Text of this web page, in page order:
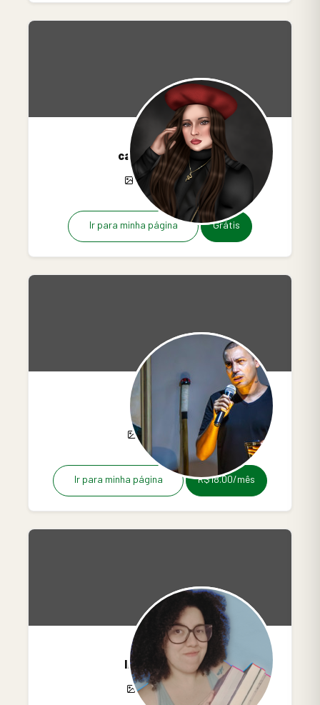
cassescreve
21 13 0
Ir para minha página Grátis
luscaluiz
0
Ir para minha página R$18.00/mês
livreiraste
0 0